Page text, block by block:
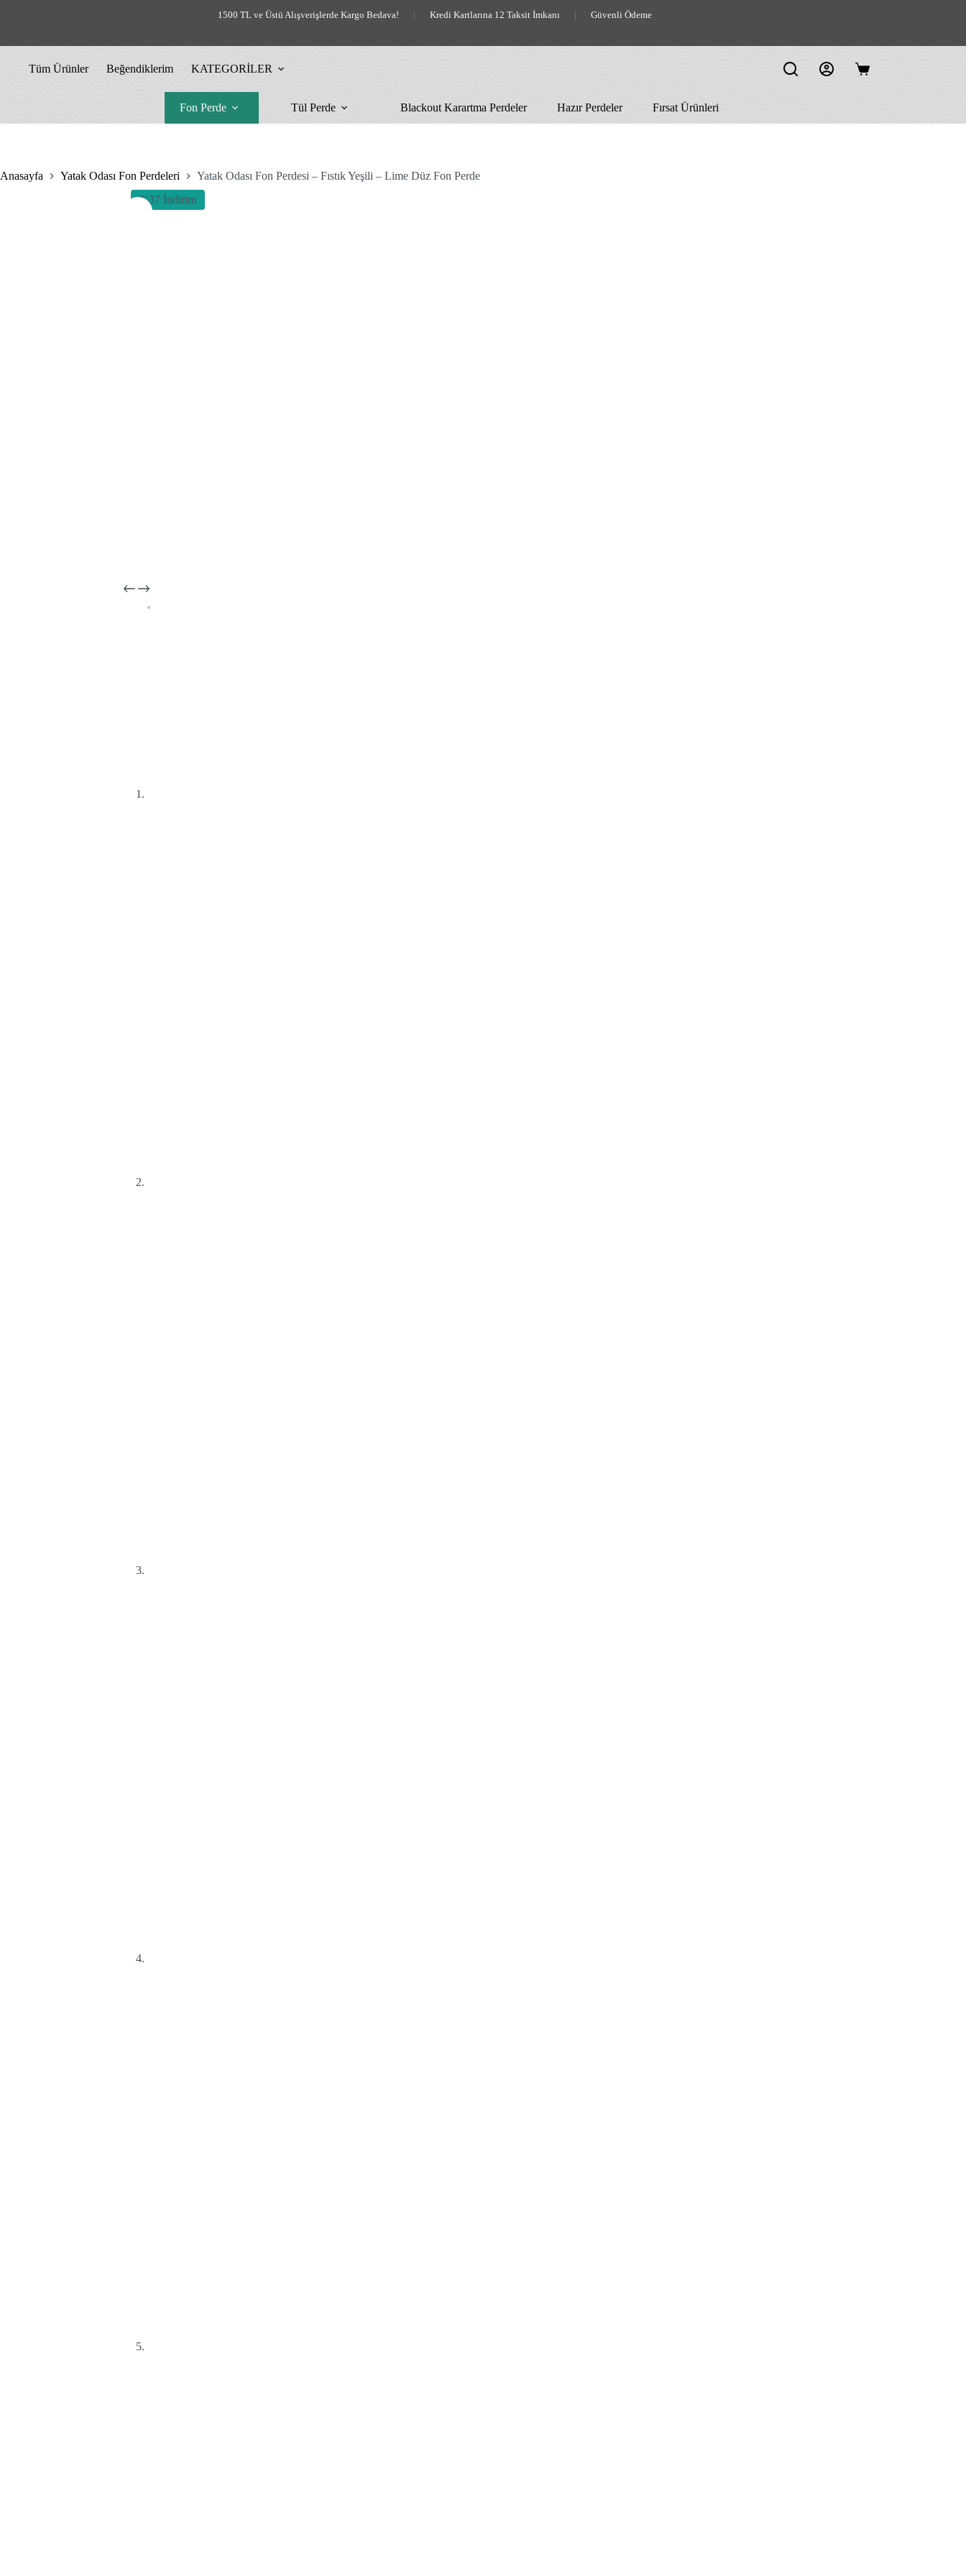
1500 TL ve Üstü Alışverişlerde Kargo Bedava! | Kredi Kartlarına 12 Taksit İmkanı | Güvenli Ödeme
Tüm Ürünler Beğendiklerim KATEGORİLER
Shopping
Fon Perde
Tül Perde Blackout Karartma Perdeler Hazır Perdeler Fırsat Ürünleri
Anasayfa Yatak Odası Fon Perdeleri
Yatak Odası Fon Perdesi – Fıstık Yeşili – Lime Düz Fon Perde
%37 İndirim